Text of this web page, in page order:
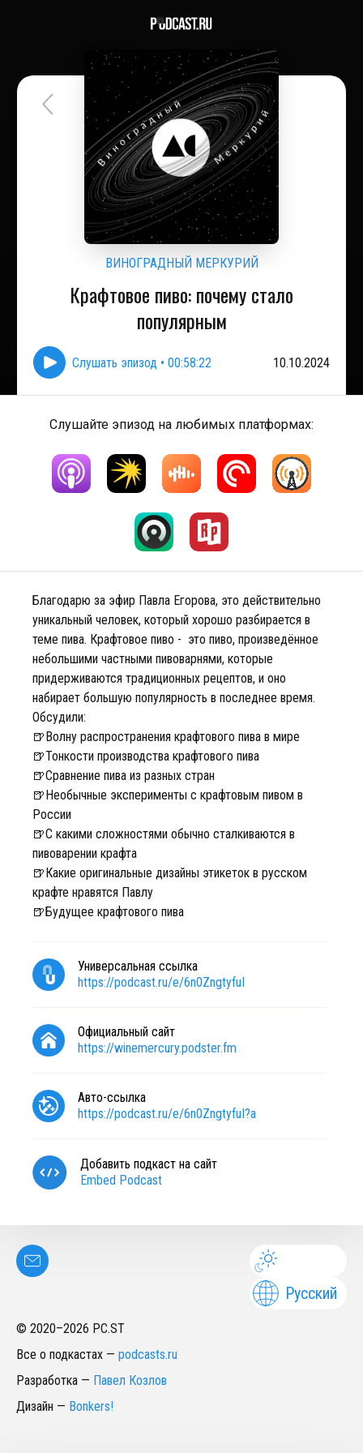
ВИНОГРАДНЫЙ МЕРКУРИЙ
Крафтовое пиво: почему стало
популярным
Слушать эпизод • 00:58:22 10.10.2024
Слушайте эпизод на любимых платформах:
Благодарю за эфир Павла Егорова, это действительно
уникальный человек, который хорошо разбирается в
теме пива. Крафтовое пиво - это пиво, произведённое
небольшими частными пивоварнями, которые
придерживаются традиционных рецептов, и оно
набирает большую популярность в последнее время.
Обсудили:
🍺Волну распространения крафтового пива в мире
🍺Тонкости производства крафтового пива
🍺Сравнение пива из разных стран
🍺Необычные эксперименты с крафтовым пивом в
России
🍺С какими сложностями обычно сталкиваются в
пивоварении крафта
🍺Какие оригинальные дизайны этикеток в русском
крафте нравятся Павлу
🍺Будущее крафтового пива
Универсальная ссылка
https://podcast.ru/e/6n0ZngtyfuI
Официальный сайт
https://winemercury.podster.fm
Авто-ссылка
https://podcast.ru/e/6n0ZngtyfuI?a
Добавить подкаст на сайт
Embed Podcast
Русский
© 2020–2026 PC.ST
Все о подкастах — podcasts.ru
Разработка — Павел Козлов
Дизайн — Bonkers!